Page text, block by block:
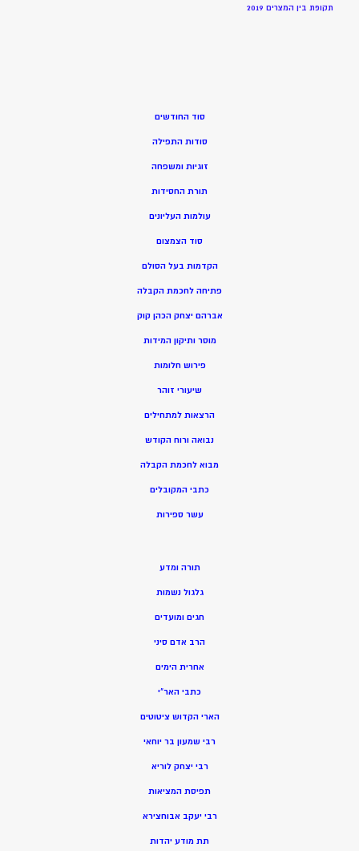
תקופת בין המצרים 2019
סוד החודשים
סודות התפילה
זוגיות ומשפחה
תורת החסידות
עולמות העליונים
סוד הצמצום
הקדמות בעל הסולם
פתיחה לחכמת הקבלה
אברהם יצחק הכהן קוק
מוסר ותיקון המידות
פירוש חלומות
שיעורי זוהר
הרצאות למתחילים
נבואה ורוח הקודש
מבוא לחכמת הקבלה
כתבי המקובלים
עשר ספירות
תורה ומדע
גלגול נשמות
חגים ומועדים
הרב אדם סיני
אחרית הימים
כתבי האר”י
הארי הקדוש ציטוטים
רבי שמעון בר יוחאי
רבי יצחק לוריא
תפיסת המציאות
רבי יעקב אבוחצירא
תת מודע יהדות